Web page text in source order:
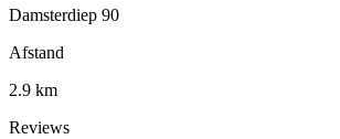
Damsterdiep 90
Afstand
2.9 km
Reviews